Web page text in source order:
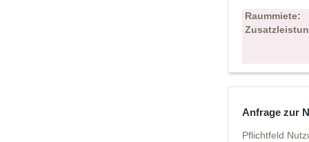
Raummiete:
Anfrage zur
Pflichtfeld